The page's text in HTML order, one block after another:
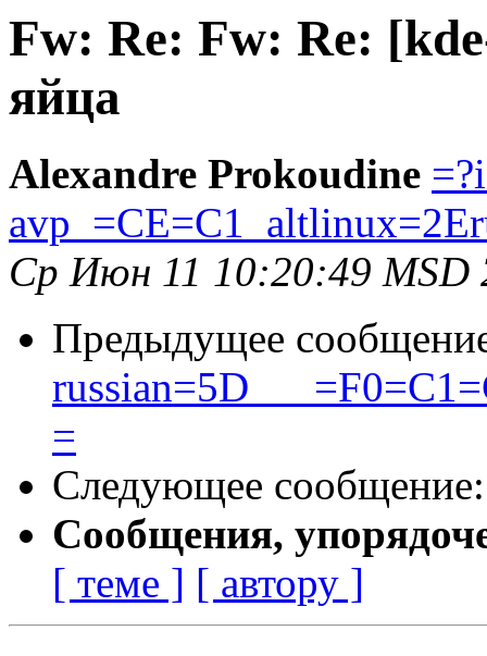
Fw: Re: Fw: Re:
яйца
Alexandre Prokoudine
Ср Июн 11 10:20:49 MSD
Предыдущее
=
Следующее
Сообщения,
[ теме ] [ автору ]